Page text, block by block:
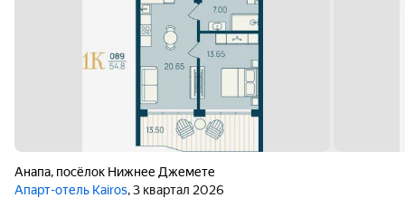
Анапа, посёлок Нижнее Джемете
Апарт-отель Kairos, 3 квартал 2026